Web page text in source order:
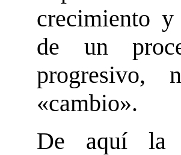
crecimiento
de un
«cambio».
De aquí la